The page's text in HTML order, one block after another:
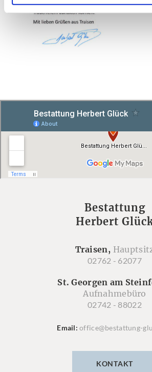
Bestattung
Herbert
Traisen,
02762 - 62077
St. Georgen am
Aufnahmebüro
02742 - 88022
Email office@bestattung-
KONTAKT